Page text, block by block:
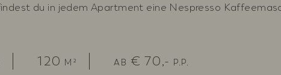
du in jedem Apartment eine Nespresso
120 M² AB € 70,- P.P.